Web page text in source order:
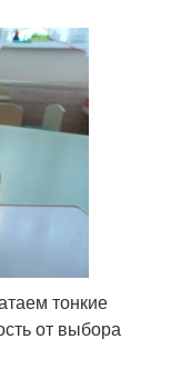
тонкие
от выбора